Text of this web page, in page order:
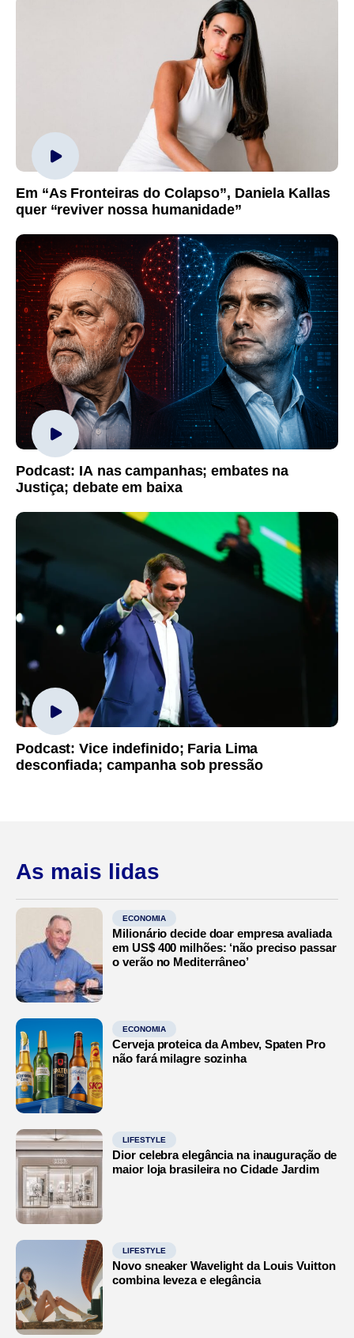
Em “As Fronteiras do Colapso”, Daniela Kallas
quer “reviver nossa humanidade”
Podcast: IA nas campanhas; embates na
Justiça; debate em baixa
Podcast: Vice indefinido; Faria Lima
desconfiada; campanha sob pressão
As mais lidas
ECONOMIA
Milionário decide doar empresa avaliada
em US$ 400 milhões: ‘não preciso passar
o verão no Mediterrâneo’
ECONOMIA
Cerveja proteica da Ambev, Spaten Pro
não fará milagre sozinha
LIFESTYLE
Dior celebra elegância na inauguração de
maior loja brasileira no Cidade Jardim
LIFESTYLE
Novo sneaker Wavelight da Louis Vuitton
combina leveza e elegância